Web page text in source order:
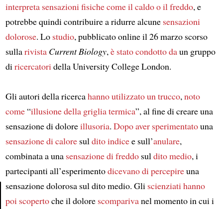
interpreta sensazioni fisichecome il caldo o il freddo, e
potrebbe quindi contribuire a ridurre alcune sensazioni
dolorose. Lo studio, pubblicato online il 26 marzo scorso
sullarivista Current Biology,è stato condotto daun gruppo
diricercatoridella University College London.
Gli autori della ricercahanno utilizzato un trucco,noto
come“illusione della griglia termica”, al fine di creare una
sensazione di doloreillusoria. Dopo aver sperimentatouna
sensazione di caloresuldito indicee sull’anulare,
combinata a una sensazione di freddosuldito medio, i
partecipanti all’esperimentodicevano di percepireuna
sensazione dolorosa sul dito medio. Gli scienziatihanno
poi scopertoche il dolore scomparivanel momento in cui i